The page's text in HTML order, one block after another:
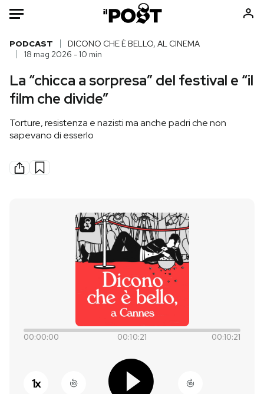
Auto
Italia
Politica
Altrecose
Mondiali calcio 2026
NEWSLETTER
PODCAST
DICONO CHE È BELLO, AL CINEMA
18 mag 2026 - 10 min
La “chicca a sorpresa” del festival e “il
film che divide”
Torture, resistenza e nazisti ma anche padri che non
sapevano di esserlo
00:00:00 00:10:21 00:10:21
1x